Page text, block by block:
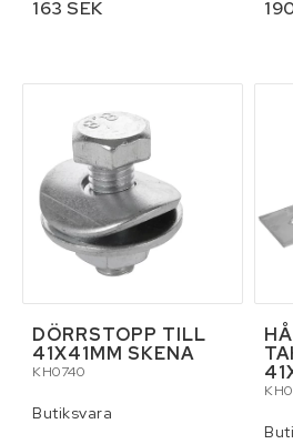
Skottkärror, vagnar och
Skydd och säkerhet
Släpvagnar och tillbehör
Smörjmedel
Stegar och byggställningar
163 SEK
DÖRRSTOPP TILL
41X41MM SKENA
KH0740
Butiksvara